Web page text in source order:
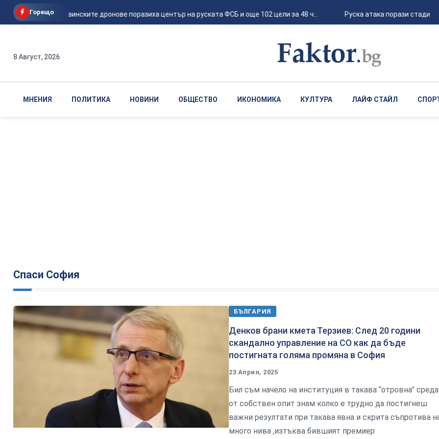
Горещо
Мадяр: Украинските дронове поразиха център на руската ФСБ и още 102 цели за 48 ч... Руска атака порази стадион
8 Август, 2026
МНЕНИЯ ПОЛИТИКА НОВИНИ ОБЩЕСТВО ИКОНОМИКА КУЛТУРА ЛАЙФ СТАЙЛ
Спаси София
БЪЛГАРИЯ
Денков брани кмета Терзиев: След 20 години
скандално управление на СО как да бъде
постигната голяма промяна в София
23 Април, 2025
Бил съм начело на институция в такава “отровна”
от собствен опит знам колко е трудно да постигнеш
важни резултати при такава явна и скрита съпротива
много нива ,изтъква бившият премиер